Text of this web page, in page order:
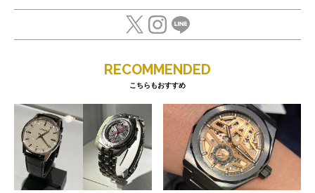
RECOMMENDED
こちらもおすすめ